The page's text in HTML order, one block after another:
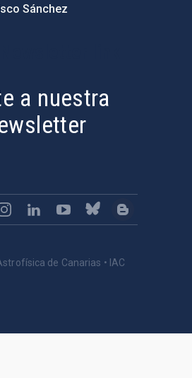
Sánchez
a nuestra
de Canarias • IAC